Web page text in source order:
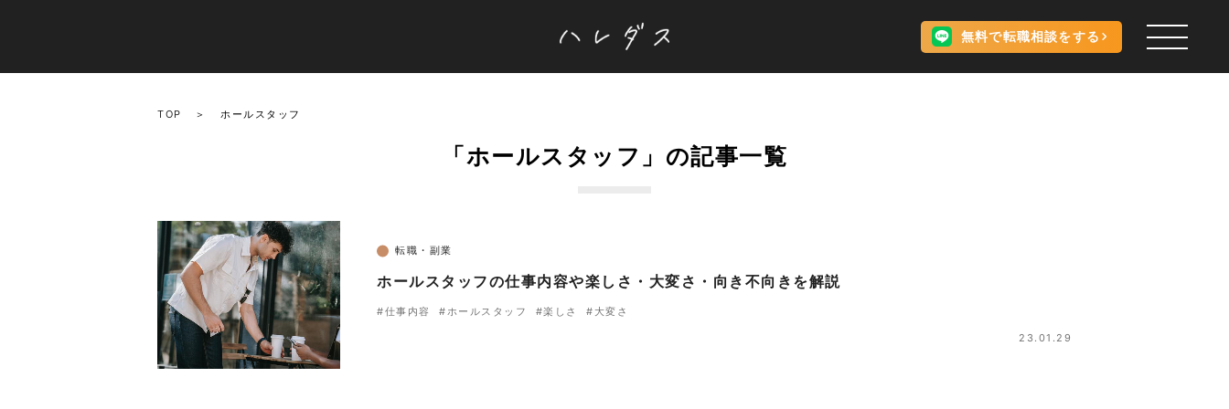
無料で転職相談をする
TOP ホールスタッフ
「ホールスタッフ」の記事一覧
転職・副業
ホールスタッフの仕事内容や楽しさ・大変さ・向き不向きを解説
#仕事内容 #ホールスタッフ #楽しさ #大変さ
23.01.29